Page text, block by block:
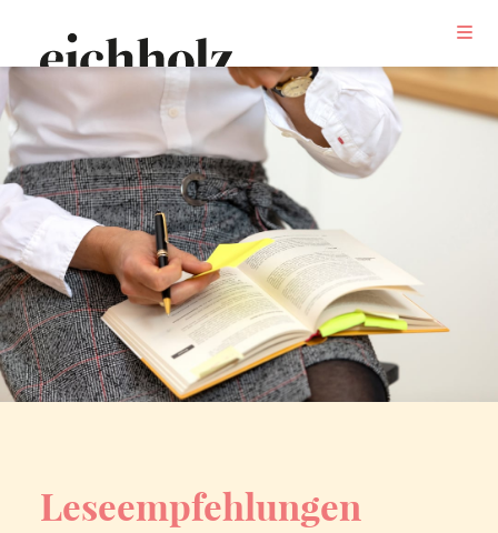
Leseempfehlungen